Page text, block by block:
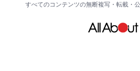
すべてのコンテンツの無断複写・転載・